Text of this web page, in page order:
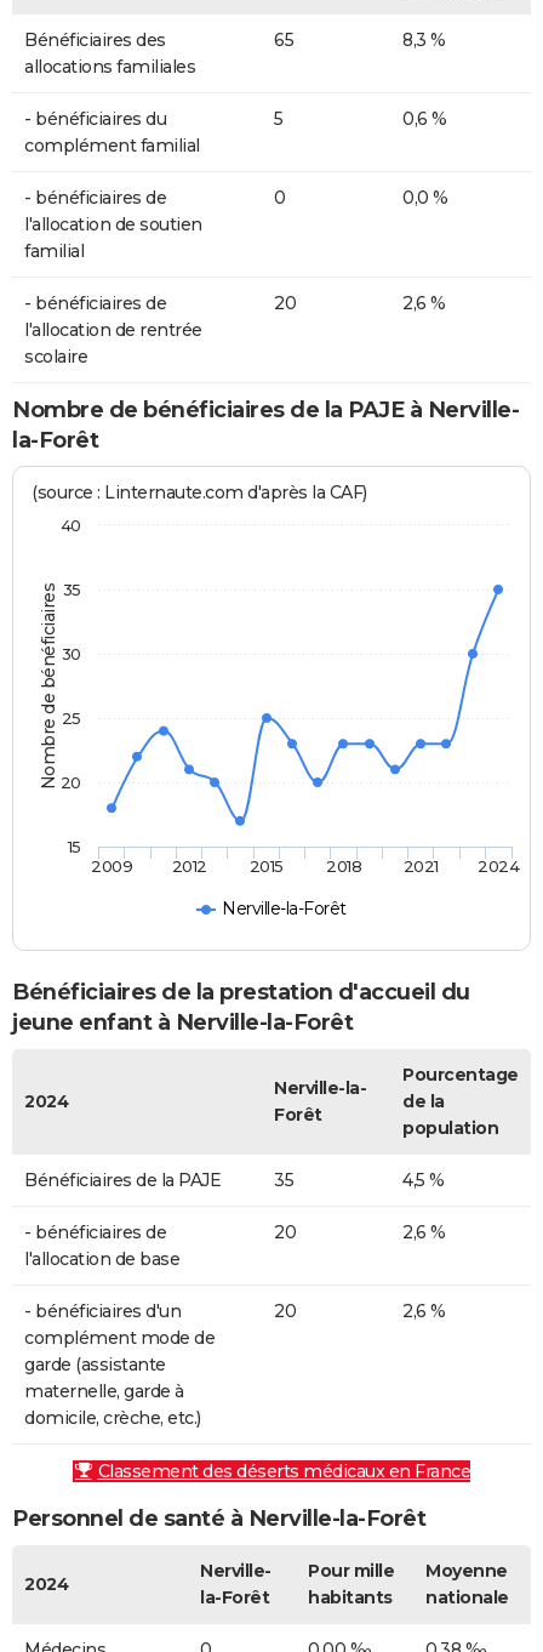
Bénéficiaires des
allocations familiales
65 8,3 %
- bénéficiaires du
complément familial
5 0,6 %
- bénéficiaires de
l'allocation de soutien
familial
0 0,0 %
- bénéficiaires de
l'allocation de rentrée
scolaire
20 2,6 %
Nombre de bénéficiaires de la PAJE à Nerville-
la-Forêt
Nombre de bénéficiaires
(source : Linternaute.com d'après la CAF)
Nerville-la-Forêt
2009 2012 2015 2018 2021 2024
15
20
25
30
35
40
Bénéficiaires de la prestation d'accueil du
jeune enfant à Nerville-la-Forêt
2024
Nerville-la-
Forêt
Pourcentage
de la
population
Bénéficiaires de la PAJE 35 4,5 %
- bénéficiaires de
l'allocation de base
20 2,6 %
- bénéficiaires d'un
complément mode de
garde (assistante
maternelle, garde à
domicile, crèche, etc.)
20 2,6 %
Classement des déserts médicaux en France
Personnel de santé à Nerville-la-Forêt
2024
Nerville-
la-Forêt
Pour mille
habitants
Moyenne
nationale